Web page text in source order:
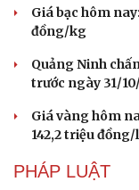
Tư vấn
Săn Tour
check-in
Giá bạc hôm
đồng/kg
Quảng Ninh
trước ngày 31/
Giá vàng hôm
142,2 triệu
PHÁP LUẬT